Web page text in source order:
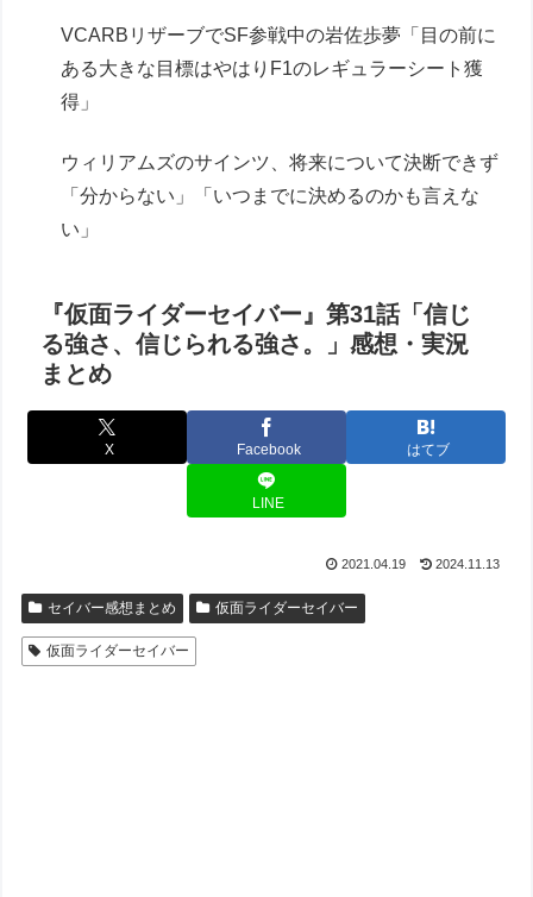
VCARBリザーブでSF参戦中の岩佐歩夢「目の前に
ある大きな目標はやはりF1のレギュラーシート獲
得」
ウィリアムズのサインツ、将来について決断できず
「分からない」「いつまでに決めるのかも言えな
い」
『仮面ライダーセイバー』第31話「信じ
る強さ、信じられる強さ。」感想・実況
まとめ
X Facebook はてブ
LINE
2021.04.19 2024.11.13
セイバー感想まとめ 仮面ライダーセイバー
仮面ライダーセイバー